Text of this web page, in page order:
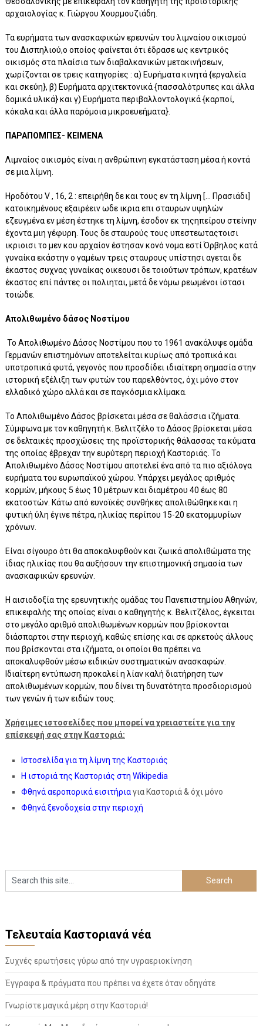
αρχαιολογίας κ. Γιώργου Χουρμουζιάδη.
Τα ευρήματα των ανασκαφικών ερευνών του λιμναίου οικισμού
του Δισπηλιού,ο οποίος φαίνεται ότι έδρασε ως κεντρικός
οικισμός στα πλαίσια των διαβαλκανικών μετακινήσεων,
χωρίζονται σε τρεις κατηγορίες : α) Ευρήματα κινητά {εργαλεία
και σκεύη}, β) Ευρήματα αρχιτεκτονικά {πασσαλότρυπες και άλλα
δομικά υλικά} και γ) Ευρήματα περιβαλλοντολογικά {καρποί,
κόκαλα και άλλα παρόμοια μικροευεήματα}.
ΠΑΡΑΠΟΜΠΕΣ- ΚΕΙΜΕΝΑ
Λιμναίος οικισμός είναι η ανθρώπινη εγκατάσταση μέσα ή κοντά
σε μια λίμνη.
Ηροδότου V , 16, 2 : επειρήθη δε και τους εν τη λίμνη [… Πρασιάδι]
κατοικημένους εξαιρέειν ωδε ικρια επι σταυρων υψηλών
εζευγμένα εν μέση έστηκε τη λίμνη, έσοδον εκ τηςηπείρου στείνην
έχοντα μιη γέφυρη. Τους δε σταυρούς τους υπεστεωταςτοισι
ικριοισι το μεν κου αρχαίον έστησαν κονό νομα εστί Όρβηλος κατά
γυναίκα εκάστην ο γαμέων τρεις σταυρους υπίστησι αγεται δε
έκαστος συχνας γυναίκας οικεουσι δε τοιούτων τρόπων, κρατέων
έκαστος επί πάντες οι πολιηται, μετά δε νόμω ρεωμένοι ίστασι
τοιώδε.
Απολιθωμένο δάσος Νοστίμου
Το Απολιθωμένο Δάσος Νοστίμου που το 1961 ανακάλυψε ομάδα
Γερμανών επιστημόνων αποτελείται κυρίως από τροπικά και
υποτροπικά φυτά, γεγονός που προσδίδει ιδιαίτερη σημασία στην
ιστορική εξέλιξη των φυτών του παρελθόντος, όχι μόνο στον
ελλαδικό χώρο αλλά και σε παγκόσμια κλίμακα.
Το Απολιθωμένο Δάσος βρίσκεται μέσα σε θαλάσσια ιζήματα.
Σύμφωνα με τον καθηγητή κ. Βελιτζέλο το Δάσος βρίσκεται μέσα
σε δελταικές προσχώσεις της προϊστορικής θάλασσας τα κύματα
της οποίας έβρεχαν την ευρύτερη περιοχή Καστοριάς. Το
Απολιθωμένο Δάσος Νοστίμου αποτελεί ένα από τα πιο αξιόλογα
ευρήματα του ευρωπαϊκού χώρου. Υπάρχει μεγάλος αριθμός
κορμών, μήκους 5 έως 10 μέτρων και διαμέτρου 40 έως 80
εκατοστών. Κάτω από ευνοϊκές συνθήκες απολιθώθηκε και η
φυτική ύλη έγινε πέτρα, ηλικίας περίπου 15-20 εκατομμυρίων
χρόνων.
Είναι σίγουρο ότι θα αποκαλυφθούν και ζωικά απολιθώματα της
ίδιας ηλικίας που θα αυξήσουν την επιστημονική σημασία των
ανασκαφικών ερευνών.
Η αισιοδοξία της ερευνητικής ομάδας του Πανεπιστημίου Αθηνών,
επικεφαλής της οποίας είναι ο καθηγητής κ. Βελιτζέλος, έγκειται
στο μεγάλο αριθμό απολιθωμένων κορμών που βρίσκονται
διάσπαρτοι στην περιοχή, καθώς επίσης και σε αρκετούς άλλους
που βρίσκονται στα ιζήματα, οι οποίοι θα πρέπει να
αποκαλυφθούν μέσω ειδικών συστηματικών ανασκαφών.
Ιδιαίτερη εντύπωση προκαλεί η λίαν καλή διατήρηση των
απολιθωμένων κορμών, που δίνει τη δυνατότητα προσδιορισμού
των γενών ή των ειδών τους.
Χρήσιμες ιστοσελίδες που μπορεί να χρειαστείτε για την
επίσκεψή σας στην Καστοριά:
Ιστοσελίδα για τη λίμνη της Καστοριάς
Η ιστοριά της Καστοριάς στη Wikipedia
Φθηνά αεροπορικά εισιτήριαγια Καστοριά & όχι μόνο
Φθηνά ξενοδοχεία στην περιοχή
Τελευταία Καστοριανά νέα
Συχνές ερωτήσεις γύρω από την υγραεριοκίνηση
Έγγραφα & πράγματα που πρέπει να έχετε όταν οδηγάτε
Γνωρίστε μαγικά μέρη στην Καστοριά!